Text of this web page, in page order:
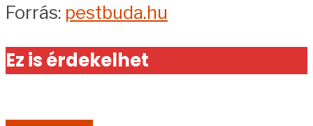
Forrás: pestbuda.hu
Ez is érdekelhet